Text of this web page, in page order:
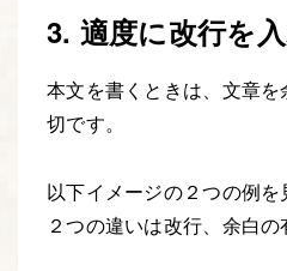
3. 適度に改行を
本文を書くときは、文章
切です。
以下イメージの２つの例
２つの違いは改行、余白の